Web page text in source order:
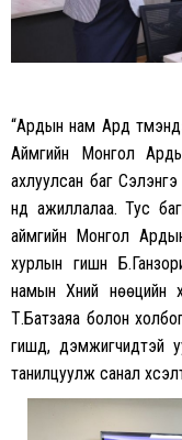
“Ардын нам Ард
Аймгийн Монгол
ахлуулсан баг
нд ажиллалаа. Тус
аймгийн Монгол
хурлын гишүүн
намын Хүний нөөцийн
Т.Батзаяа болон
гишүүд,
танилцуулж санал